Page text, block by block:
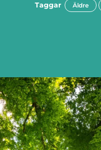
Taggar Äldre